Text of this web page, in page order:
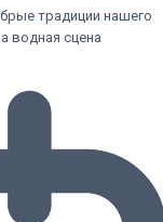
традиции нашего
водная сцена